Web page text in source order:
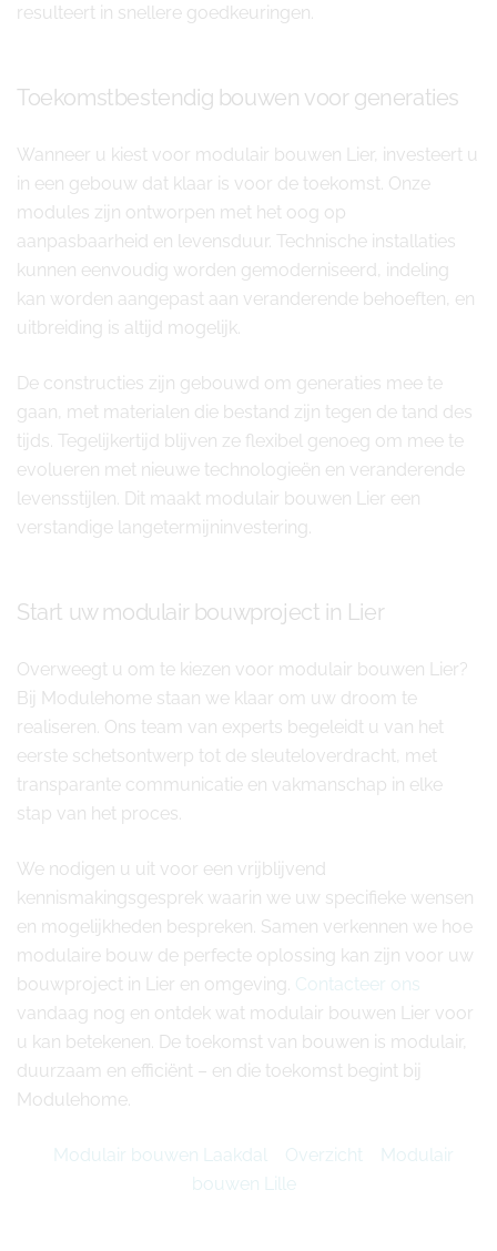
resulteert in snellere goedkeuringen.
Toekomstbestendig bouwen voor generaties
Wanneer u kiest voor modulair bouwen Lier, investeert u
in een gebouw dat klaar is voor de toekomst. Onze
modules zijn ontworpen met het oog op
aanpasbaarheid en levensduur. Technische installaties
kunnen eenvoudig worden gemoderniseerd, indeling
kan worden aangepast aan veranderende behoeften, en
uitbreiding is altijd mogelijk.
De constructies zijn gebouwd om generaties mee te
gaan, met materialen die bestand zijn tegen de tand des
tijds. Tegelijkertijd blijven ze flexibel genoeg om mee te
evolueren met nieuwe technologieën en veranderende
levensstijlen. Dit maakt modulair bouwen Lier een
verstandige langetermijninvestering.
Start uw modulair bouwproject in Lier
Overweegt u om te kiezen voor modulair bouwen Lier?
Bij Modulehome staan we klaar om uw droom te
realiseren. Ons team van experts begeleidt u van het
eerste schetsontwerp tot de sleuteloverdracht, met
transparante communicatie en vakmanschap in elke
stap van het proces.
We nodigen u uit voor een vrijblijvend
kennismakingsgesprek waarin we uw specifieke wensen
en mogelijkheden bespreken. Samen verkennen we hoe
modulaire bouw de perfecte oplossing kan zijn voor uw
bouwproject in Lier en omgeving. Contacteer ons
vandaag nog en ontdek wat modulair bouwen Lier voor
u kan betekenen. De toekomst van bouwen is modulair,
duurzaam en efficiënt – en die toekomst begint bij
Modulehome.
Modulair bouwen Laakdal Overzicht
Modulair
bouwen Lille